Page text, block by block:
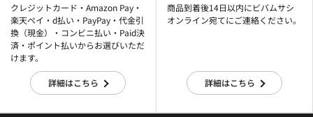
クレジットカード・Amazon Pay・
楽天ぺイ・d払い・PayPay・代金引
換（現金）・コンビニ払い・Paid決
済・ポイント払いからお選びいただ
けます。
詳細はこちら
商品到着後14日以内にビバムサシ
オンライン宛てにご連絡ください。
詳細はこちら